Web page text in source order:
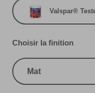
Valspar®
Choisir la finition
Mat